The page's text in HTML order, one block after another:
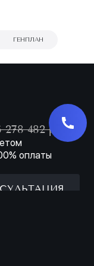
ГЕНПЛАН
278 482 руб.
оплаты